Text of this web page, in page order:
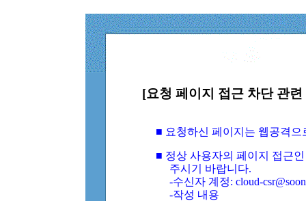
[요청 페이지 접근 차단 관
■ 요청하신 페이지는 웹공격
■ 정상 사용자의 페이지 접근
주시기 바랍니다.
-수신자 계정: cloud-
-작성 내용